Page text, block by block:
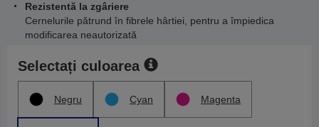
Rezistentă la zgâriere
Cernelurile pătrund în fibrele hârtiei, pentru a împiedica
modificarea neautorizată
Selectați culoarea
Negru Cyan Magenta